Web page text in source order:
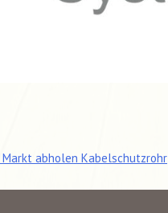
Markt abholen Kabelschutzrohr